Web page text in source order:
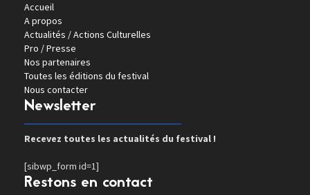
Accueil
A propos
Actualités / Actions Culturelles
Pro / Presse
Nos partenaires
Toutes les éditions du festival
Nous contacter
Newsletter
Recevez toutes les actualités du festival !
[sibwp_form id=1]
Restons en contact